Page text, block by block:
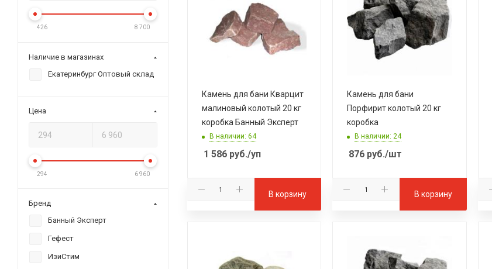
Камень для бани Кварцит
малиновый колотый 20 кг
коробка Банный Эксперт
В наличии: 64
1 586 руб./уп
В корзину
Камень для бани
Порфирит колотый 20 кг
коробка
В наличии: 24
876 руб./шт
В корзину
426 8 700
Наличие в магазинах
Екатеринбург Оптовый склад
Цена
294 6 960
Бренд
Банный Эксперт
Гефест
ИзиСтим